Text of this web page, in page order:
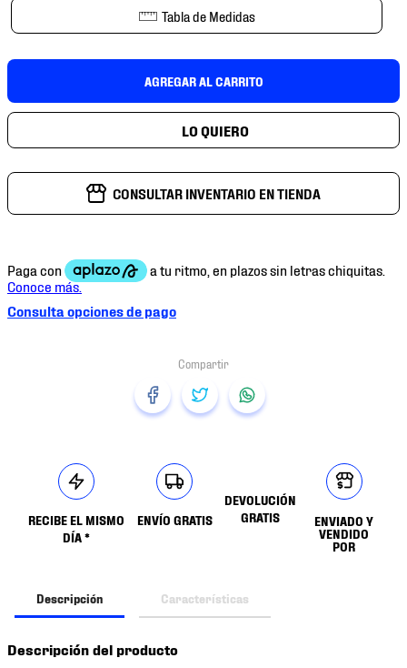
Tabla de Medidas
AGREGAR AL CARRITO
CONSULTAR INVENTARIO EN TIENDA
Consulta opciones de pago
RECIBE EL MISMO
DÍA *
ENVÍO GRATIS
DEVOLUCIÓN
GRATIS
ENVIADO Y
VENDIDO
POR
Descripción Características
Descripción del producto
9.
tenis niño